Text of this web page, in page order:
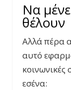
Να
θέλουν
Αλλά πέρα
αυτό
κοινωνικές
εσένα: